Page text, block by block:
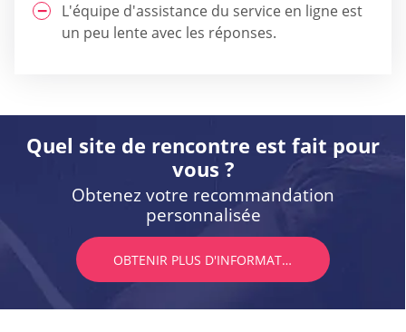
L'équipe d'assistance du service en ligne est
un peu lente avec les réponses.
Quel site de rencontre est fait pour
vous ?
Obtenez votre recommandation
personnalisée
OBTENIR PLUS D'INFORMATIONS